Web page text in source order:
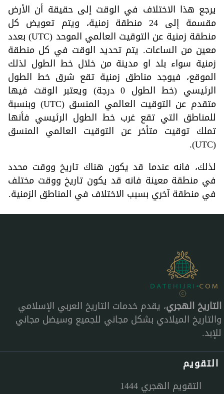
يرجع هذا الاختلاف في الوقت إلى حقيقة أن الأرض
مقسمة إلى 24 منطقة زمنية، ويتم تعويض كل
منطقة زمنية عن التوقيت العالمي الموحد (UTC) بعدد
معين من الساعات. يتم تحديد الوقت في كل منطقة
زمنية سواء بلد او مدينة من خلال خط الطول لذلك
الموقع، فيوجد مناطق زمنية تقع شرق خط الطول
الرئيسي (خط الطول 0 درجة) ويعتبر الوقت فيها
متقدم عن التوقيت العالمي المنسق (UTC) وبنسبة
للمناطق التي تقع غرب خط الطول الرئيسي فأنها
تملك توقيت متأخر عن التوقيت العالمي المنسق
(UTC).
لذلك، فانه عندما قد يكون هناك تاريخ ووقت محدد
في منطقة معينة فانه قد يكون تاريخ ووقت مختلف
في منطقة آخري بسبب الاختلاف في المناطق الزمنية.
التاريخ الهجري، يقدم خدمات التاريخ العربي الإسلامي
والتاريخ الميلادي بشكل مجاني للجميع وسيضل مجاني
للإبد.
التقويم
التقويم الهجري 1444